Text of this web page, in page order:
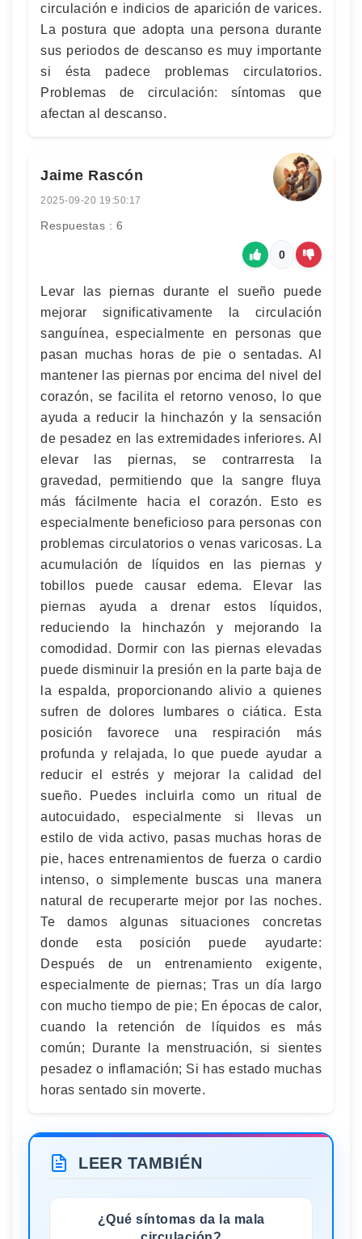
circulación e indicios de aparición de varices.
La postura que adopta una persona durante
sus periodos de descanso es muy importante
si ésta padece problemas circulatorios.
Problemas de circulación: síntomas que
afectan al descanso.
Jaime Rascón
2025-09-20 19:50:17
Respuestas : 6
0
Levar las piernas durante el sueño puede
mejorar significativamente la circulación
sanguínea, especialmente en personas que
pasan muchas horas de pie o sentadas. Al
mantener las piernas por encima del nivel del
corazón, se facilita el retorno venoso, lo que
ayuda a reducir la hinchazón y la sensación
de pesadez en las extremidades inferiores. Al
elevar las piernas, se contrarresta la
gravedad, permitiendo que la sangre fluya
más fácilmente hacia el corazón. Esto es
especialmente beneficioso para personas con
problemas circulatorios o venas varicosas. La
acumulación de líquidos en las piernas y
tobillos puede causar edema. Elevar las
piernas ayuda a drenar estos líquidos,
reduciendo la hinchazón y mejorando la
comodidad. Dormir con las piernas elevadas
puede disminuir la presión en la parte baja de
la espalda, proporcionando alivio a quienes
sufren de dolores lumbares o ciática. Esta
posición favorece una respiración más
profunda y relajada, lo que puede ayudar a
reducir el estrés y mejorar la calidad del
sueño. Puedes incluirla como un ritual de
autocuidado, especialmente si llevas un
estilo de vida activo, pasas muchas horas de
pie, haces entrenamientos de fuerza o cardio
intenso, o simplemente buscas una manera
natural de recuperarte mejor por las noches.
Te damos algunas situaciones concretas
donde esta posición puede ayudarte:
Después de un entrenamiento exigente,
especialmente de piernas; Tras un día largo
con mucho tiempo de pie; En épocas de calor,
cuando la retención de líquidos es más
común; Durante la menstruación, si sientes
pesadez o inflamación; Si has estado muchas
horas sentado sin moverte.
LEER TAMBIÉN
¿Qué síntomas da la mala